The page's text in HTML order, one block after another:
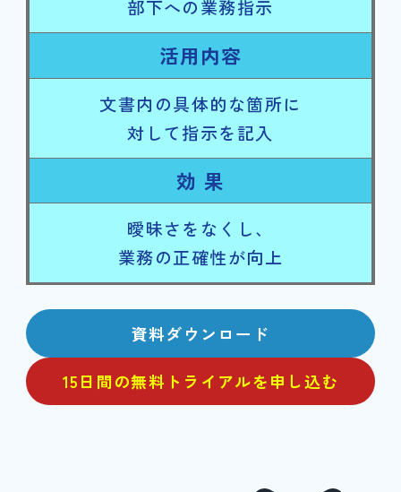
部下への業務指示
活用内容
文書内の具体的な箇所に
対して指示を記入
効 果
曖昧さをなくし、
業務の正確性が向上
資料ダウンロード
15日間の無料トライアルを申し込む